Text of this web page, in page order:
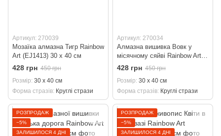
Артикул: 270039
Мозаїка алмазна Тигр Rainbow
Art (EJ1413) 30 х 40 см
428 грн 450 грн
Розмір 30 х 40 см
Форма стразів Круглі стрази
Артикул: 270034
Алмазна вишивка Вовк у
місячному сяйві Rainbow Art
(EJ1407) 30 х 40 см
428 грн 450 грн
Розмір 30 х 40 см
Форма стразів Круглі стрази
РОЗПРОДАЖ
−5%
ЗАЛИШИЛОСЯ 4 ДНІ
РОЗПРОДАЖ
−5%
ЗАЛИШИЛОСЯ 4 ДНІ